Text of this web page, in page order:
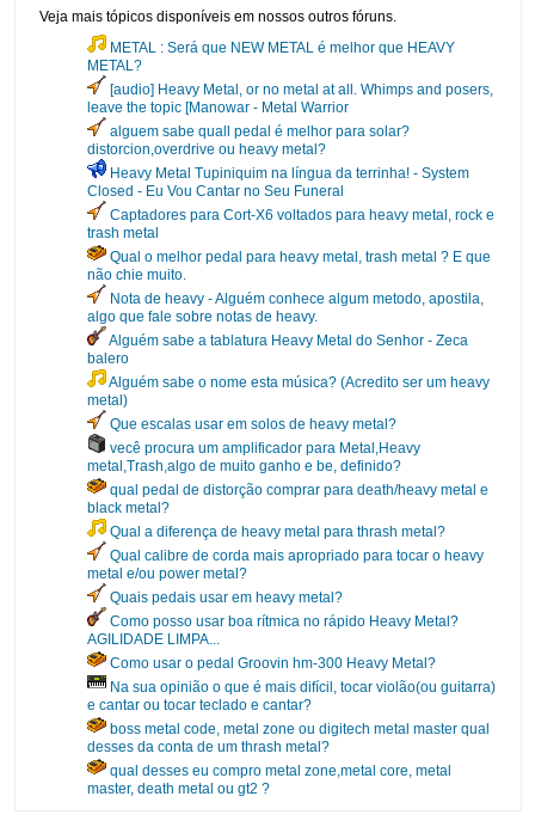
Veja mais tópicos disponíveis em nossos outros fóruns.
METAL : Será que NEW METAL é melhor que HEAVY
METAL?
[audio] Heavy Metal, or no metal at all. Whimps and posers,
leave the topic [Manowar - Metal Warrior
alguem sabe quall pedal é melhor para solar?
distorcion,overdrive ou heavy metal?
Heavy Metal Tupiniquim na língua da terrinha! - System
Closed - Eu Vou Cantar no Seu Funeral
Captadores para Cort-X6 voltados para heavy metal, rock e
trash metal
Qual o melhor pedal para heavy metal, trash metal ? E que
não chie muito.
Nota de heavy - Alguém conhece algum metodo, apostila,
algo que fale sobre notas de heavy.
Alguém sabe a tablatura Heavy Metal do Senhor - Zeca
balero
Alguém sabe o nome esta música? (Acredito ser um heavy
metal)
Que escalas usar em solos de heavy metal?
vecê procura um amplificador para Metal,Heavy
metal,Trash,algo de muito ganho e be, definido?
qual pedal de distorção comprar para death/heavy metal e
black metal?
Qual a diferença de heavy metal para thrash metal?
Qual calibre de corda mais apropriado para tocar o heavy
metal e/ou power metal?
Quais pedais usar em heavy metal?
Como posso usar boa rítmica no rápido Heavy Metal?
AGILIDADE LIMPA...
Como usar o pedal Groovin hm-300 Heavy Metal?
Na sua opinião o que é mais difícil, tocar violão(ou guitarra)
e cantar ou tocar teclado e cantar?
boss metal code, metal zone ou digitech metal master qual
desses da conta de um thrash metal?
qual desses eu compro metal zone,metal core, metal
master, death metal ou gt2 ?